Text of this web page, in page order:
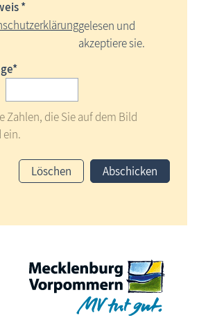
*
gelesen und
akzeptiere sie.
Zahlen, die Sie auf dem Bild
ein.
Löschen Abschicken